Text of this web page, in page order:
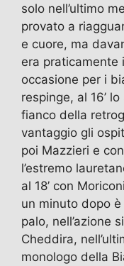
solo nell’ultimo
provato a
e cuore, ma
era praticamente
occasione per i
respinge, al 16’
fianco della
vantaggio gli
poi Mazzieri e
l’estremo
al 18’ con
un minuto dopo
palo, nell’azione
Cheddira,
monologo della